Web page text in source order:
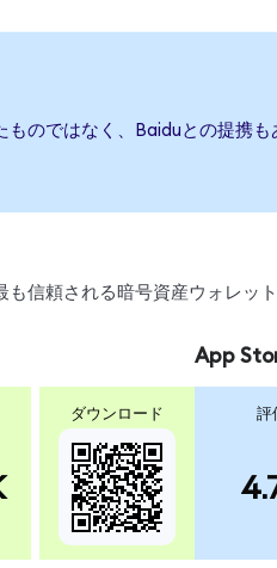
のではなく、Baiduとの提携
信頼される暗号資産ウォレット
ダウンロード
App
評